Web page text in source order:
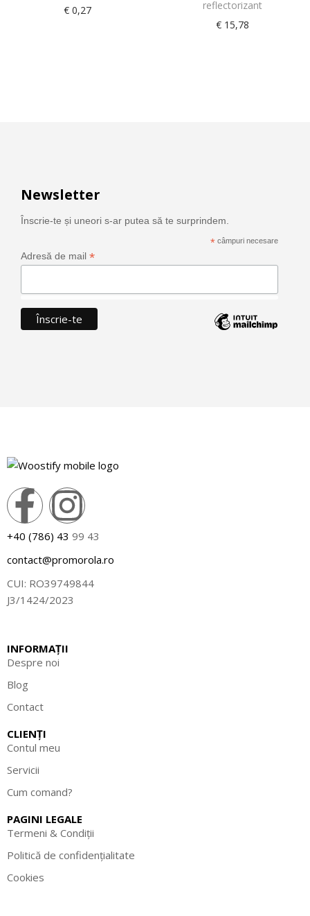
€0,27
reflectorizant
€15,78
Newsletter
Înscrie-te și uneori s-ar putea să te surprindem.
* câmpuri necesare
Adresă de mail *
+40 (786) 43 99 43
contact@promorola.ro
CUI: RO39749844
J3/1424/2023
INFORMAȚII
Despre noi
Blog
Contact
CLIENȚI
Contul meu
Servicii
Cum comand?
PAGINI LEGALE
Termeni & Condiții
Politică de confidențialitate
Cookies